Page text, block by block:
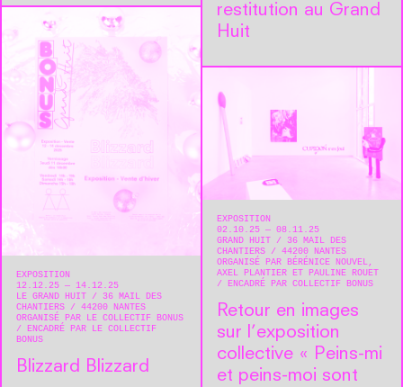
restitution au Grand
Huit
EXPOSITION
12.12.25 — 14.12.25
LE GRAND HUIT
36 MAIL DES
CHANTIERS
44200 NANTES
ORGANISÉ PAR LE COLLECTIF BONUS
ENCADRÉ PAR LE COLLECTIF
BONUS
Blizzard Blizzard
EXPOSITION
02.10.25 — 08.11.25
GRAND HUIT
36 MAIL DES
CHANTIERS
44200 NANTES
ORGANISÉ PAR BÉRÉNICE NOUVEL,
AXEL PLANTIER ET PAULINE ROUET
ENCADRÉ PAR COLLECTIF BONUS
Retour en images
sur l’exposition
collective « Peins-mi
et peins-moi sont